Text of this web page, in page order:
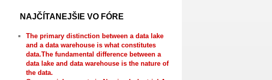
NAJČÍTANEJŠIE VO FÓRE
The primary distinction between a data lake
and a data warehouse is what constitutes
data.The fundamental difference between a
data lake and data warehouse is the nature of
the data.